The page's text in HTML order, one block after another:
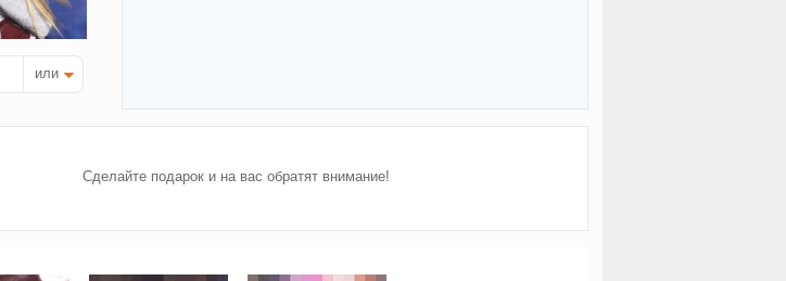
или
Сделайте подарок и на вас обратят внимание!